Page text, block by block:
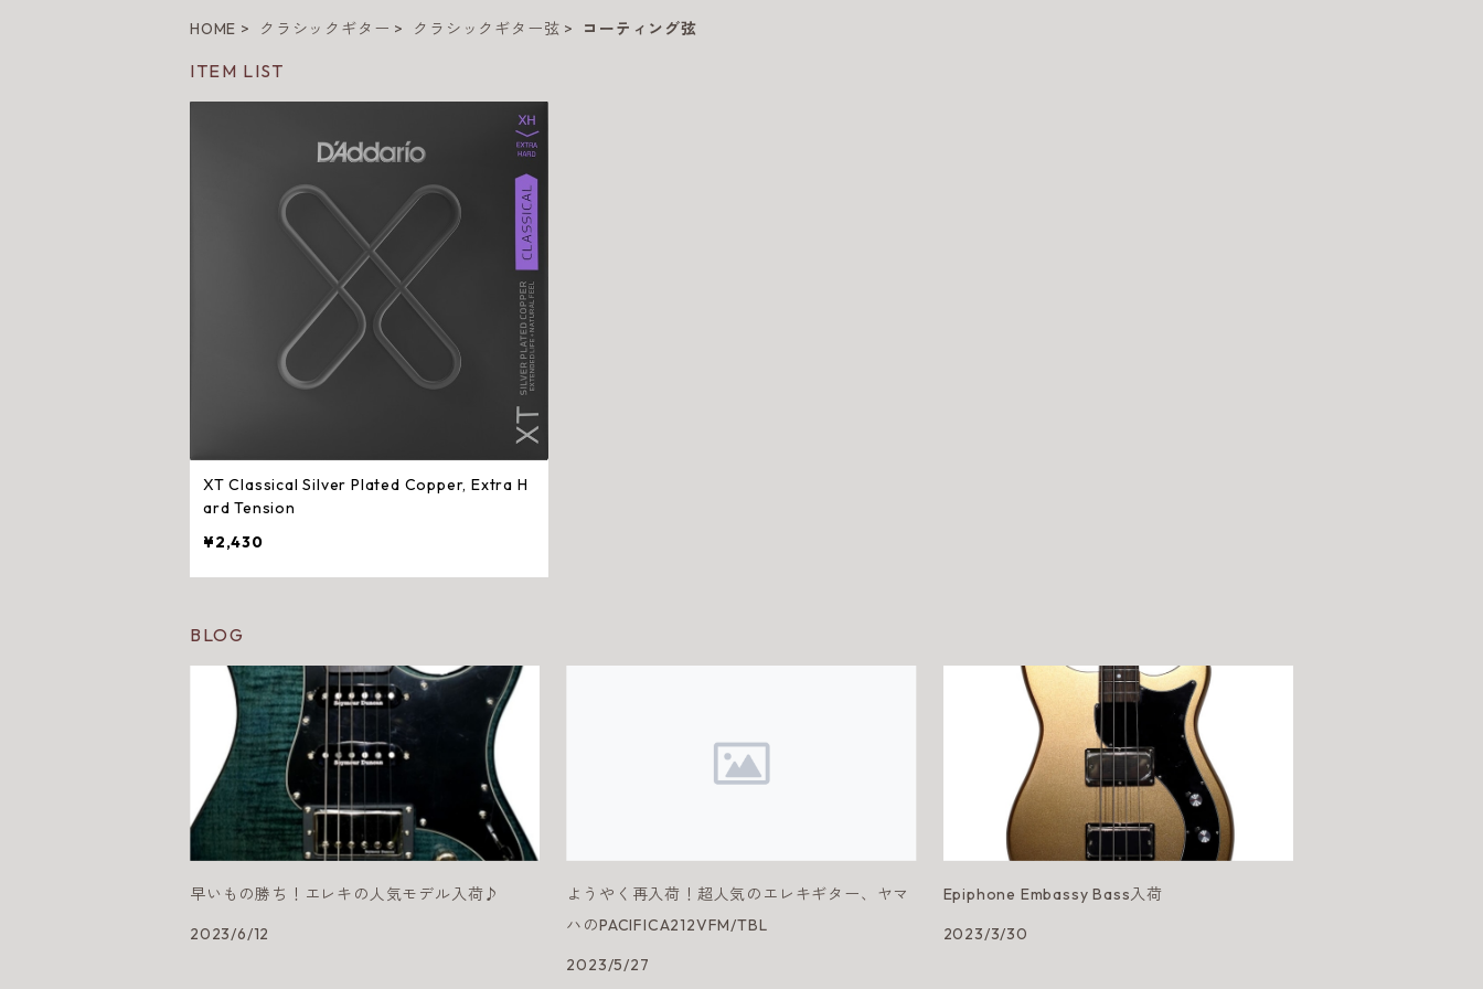
HOME クラシックギター クラシックギター弦 コーティング弦
ITEM LIST
XT Classical Silver Plated Copper, Extra H
ard Tension
¥2,430
BLOG
早いもの勝ち！エレキの人気モデル入荷♪
2023/6/12
ようやく再入荷！超人気のエレキギター、ヤマ
ハのPACIFICA212VFM/TBL
2023/5/27
Epiphone Embassy Bass入荷
2023/3/30